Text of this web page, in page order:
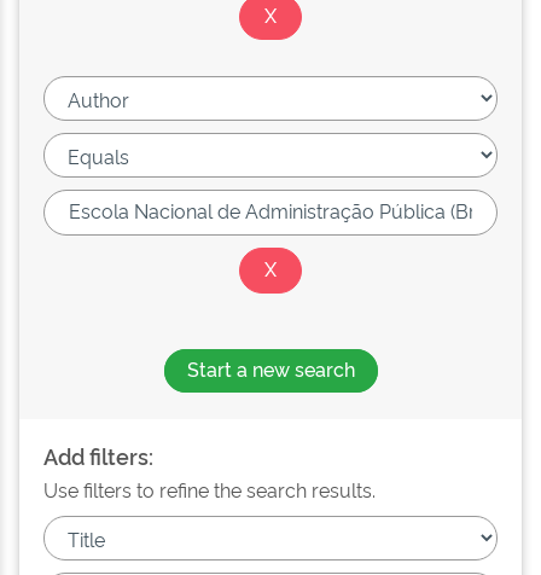
Start a new search
Add filters:
Use filters to refine the search results.